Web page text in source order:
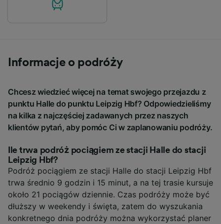
Informacje o podróży
Chcesz wiedzieć więcej na temat swojego przejazdu z
punktu Halle do punktu Leipzig Hbf? Odpowiedzieliśmy
na kilka z najczęściej zadawanych przez naszych
klientów pytań, aby pomóc Ci w zaplanowaniu podróży.
Ile trwa podróż pociągiem ze stacji Halle do stacji
Leipzig Hbf?
Podróż pociągiem ze stacji Halle do stacji Leipzig Hbf
trwa średnio 9 godzin i 15 minut, a na tej trasie kursuje
około 21 pociągów dziennie. Czas podróży może być
dłuższy w weekendy i święta, zatem do wyszukania
konkretnego dnia podróży można wykorzystać planer